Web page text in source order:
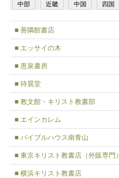
中部
近畿 中国 四国
■ 善隣館書店
■ エッサイの木
■ 恵泉書房
■ 待晨堂
■ 教文館・キリスト教書部
■ エインカレム
■ バイブルハウス南青山
■ 東京キリスト教書店（外販専門）
■ 横浜キリスト教書店